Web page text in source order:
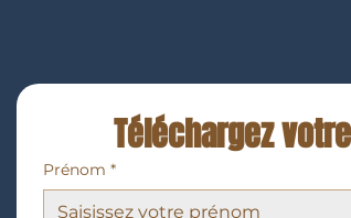
Téléchargez
Prénom *